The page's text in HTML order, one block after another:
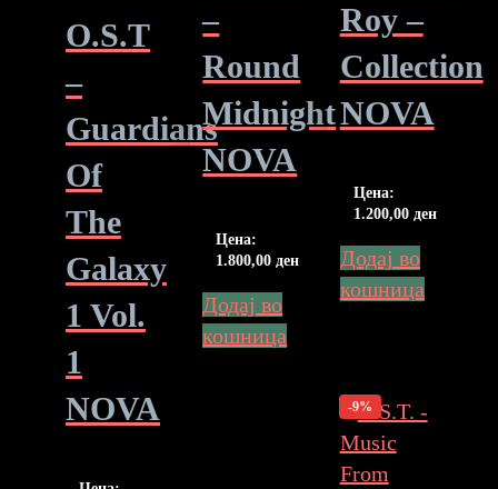
O.S.T
–
Guardians
Of
The
Galaxy
1 Vol.
1
NOVA
–
Round
Midnight
NOVA
Цена:
1.800,00ден
Додај во
кошница
Roy –
Collection
NOVA
Цена:
1.200,00 ден
Додај во
кошница
-9%